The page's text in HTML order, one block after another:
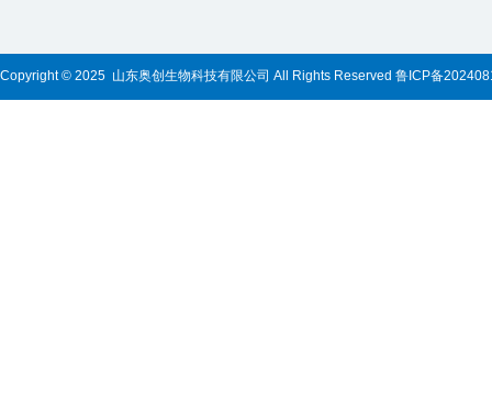
Copyright © 2025 山东奥创生物科技有限公司 All Rights Reserved 鲁ICP备